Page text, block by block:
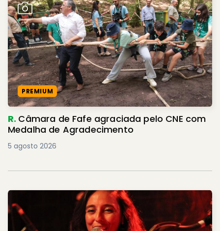
PREMIUM
R. Câmara de Fafe agraciada pelo CNE com
Medalha de Agradecimento
5 agosto 2026